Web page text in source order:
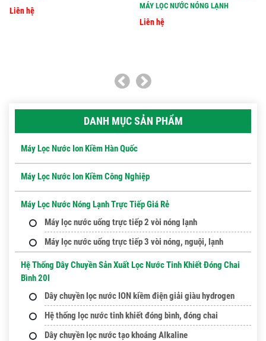
Liên hệ
MÁY LỌC NƯỚC NÓNG LẠNH
Liên hệ
DANH MỤC SẢN PHẨM
Máy Lọc Nước Ion Kiềm Hàn Quốc
Máy Lọc Nước Ion Kiềm Công Nghiệp
Máy Lọc Nước Nóng Lạnh Trực Tiếp Giá Rẻ
Máy lọc nước uống trực tiếp 2 vòi nóng lạnh
Máy lọc nước uống trực tiếp 3 vòi nóng, nguội, lạnh
Hệ Thống Dây Chuyền Sản Xuất Lọc Nước Tinh Khiết Đóng Chai
Bình 20l
Dây chuyền lọc nước ION kiềm điện giải giàu hydrogen
Hệ thống lọc nước tinh khiết đóng bình, đóng chai
Dây chuyền lọc nước tạo khoáng Alkaline